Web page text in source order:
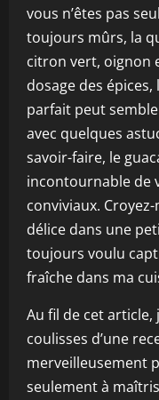
vous n’êtes pas
toujours mûrs, la
citron vert, oignon
dosage des
parfait peut
avec quelques
savoir-faire, le
incontournable de
conviviaux.
délice dans une
toujours voulu
fraîche dans ma
Au fil de cet article,
coulisses d’une
merveilleusement
seulement à